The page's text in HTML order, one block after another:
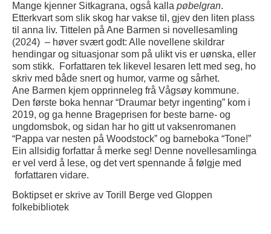
Mange kjenner Sitkagrana, også kalla pøbelgran.
Etterkvart som slik skog har vakse til, gjev den liten plass
til anna liv. Tittelen på Ane Barmen si novellesamling
(2024) – høver svært godt: Alle novellene skildrar
hendingar og situasjonar som på ulikt vis er uønska, eller
som stikk.
Forfattaren tek likevel lesaren lett med seg, ho
skriv med både snert og humor, varme og sårhet.
Ane Barmen kjem opprinneleg frå Vågsøy kommune.
Den første boka hennar “Draumar betyr ingenting” kom i
2019, og ga henne Brageprisen for beste barne- og
ungdomsbok, og sidan har ho gitt utvaksenromanen
“Pappa var nesten på Woodstock” og barneboka “Tone!”
Ein allsidig forfattar å merke seg! Denne novellesamlinga
er vel verd å lese, og det vert spennande å følgje med
forfattaren vidare.
Boktipset er skrive av Torill Berge ved Gloppen
folkebibliotek